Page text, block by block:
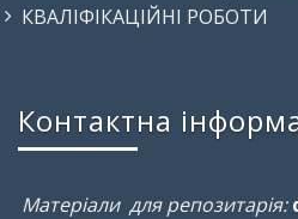
КВАЛІФІКАЦІЙНІ РОБОТИ
Контактна
Матеріали для репозитарія: